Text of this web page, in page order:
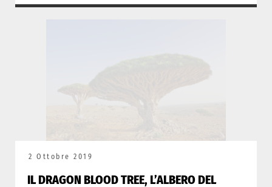
2 Ottobre 2019
IL DRAGON BLOOD TREE, L’ALBERO DEL